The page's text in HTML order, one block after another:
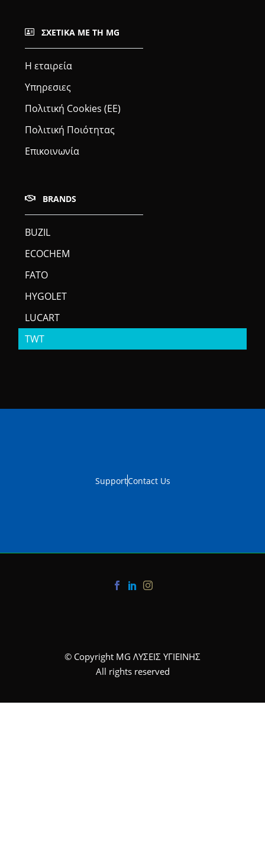
ΣΧΕΤΙΚΆ ΜΕ ΤΗ MG
Η εταιρεία
Υπηρεσιες
Πολιτική Cookies (ΕΕ)
Πολιτική Ποιότητας
Επικοινωνία
BRANDS
BUZIL
ECOCHEM
FATO
HYGOLET
LUCART
TWT
SupportContact Us
© Copyright MG ΛΥΣΕΙΣ ΥΓΙΕΙΝΗΣ
All rights reserved